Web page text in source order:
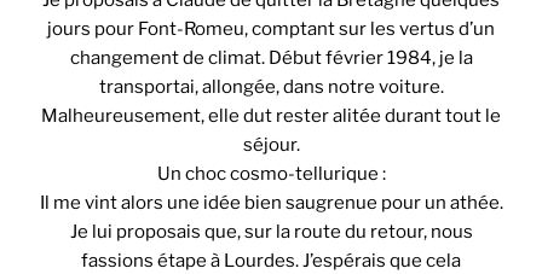
jours pour Font-Romeu, comptant sur les vertus d’un
changement de climat. Début février 1984, je la
transportai, allongée, dans notre voiture.
Malheureusement, elle dut rester alitée durant tout le
séjour.
Un choc cosmo-tellurique :
Il me vint alors une idée bien saugrenue pour un athée.
Je lui proposais que, sur la route du retour, nous
fassions étape à Lourdes. J’espérais que cela